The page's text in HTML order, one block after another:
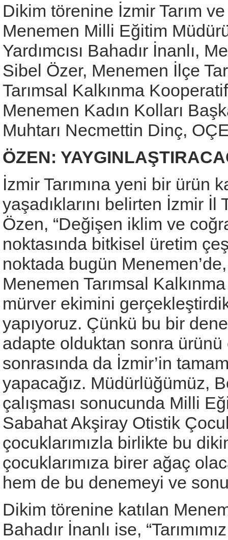
Dikim törenine İzmir Tarım
Menemen Milli Eğitim
Yardımcısı Bahadır İnanlı,
Sibel Özer, Menemen İlçe
Tarımsal Kalkınma
Menemen Kadın Kolları
Muhtarı Necmettin Dinç,
ÖZEN:
İzmir Tarımına yeni bir ürün
yaşadıklarını belirten İzmir
Özen, “Değişen iklim ve
noktasında bitkisel üretim
noktada bugün
Menemen Tarımsal
mürver ekimini
yapıyoruz. Çünkü bu bir
adapte olduktan sonra
sonrasında da İzmir’in
yapacağız. Müdürlüğümüz,
çalışması sonucunda Milli
Sabahat Akşiray Otistik
çocuklarımızla birlikte bu
çocuklarımıza birer ağaç
hem de bu denemeyi ve
Dikim törenine katılan
Bahadır İnanlı ise,